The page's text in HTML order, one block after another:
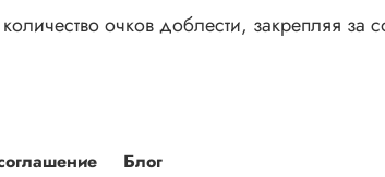
очков доблести, закрепляя
Блог